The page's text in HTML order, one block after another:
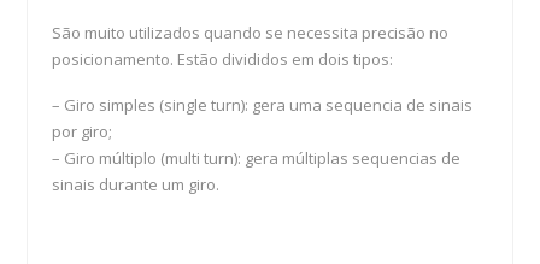
São muito utilizados quando se necessita precisão no
posicionamento. Estão divididos em dois tipos:
– Giro simples (single turn): gera uma sequencia de sinais
por giro;
– Giro múltiplo (multi turn): gera múltiplas sequencias de
sinais durante um giro.